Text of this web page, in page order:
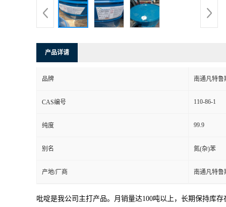
产品详请
品牌 南通凡特鲁
CAS编号 110-86-1
纯度 99.9
别名 氮(杂)苯
产地/厂商 南通凡特鲁
吡啶是我公司主打产品。月销量达100吨以上，长期保持库